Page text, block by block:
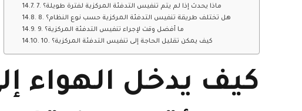
7. ماذا يحدث إذا لم يتم تنفيس التدفئة المركزية لفترة طويلة؟
8. هل تختلف طريقة تنفيس التدفئة المركزية حسب نوع النظام؟
9. ما أفضل وقت لإجراء تنفيس التدفئة المركزية؟
10. كيف يمكن تقليل الحاجة إلى تنفيس التدفئة المركزية؟
كيف يدخل الهواء